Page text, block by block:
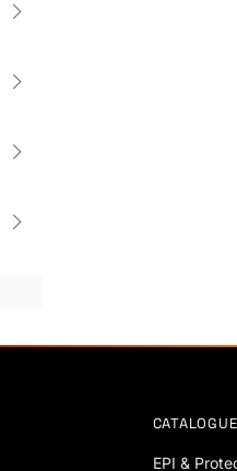
CATALOGUE
EPI &